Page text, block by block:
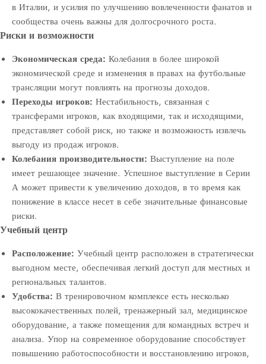
в Италии, и усилия по улучшению вовлеченности фанатов и
сообщества очень важны для долгосрочного роста.
Риски и возможности
Экономическая среда: Колебания в более широкой
экономической среде и изменения в правах на футбольные
трансляции могут повлиять на прогнозы доходов.
Переходы игроков: Нестабильность, связанная с
трансферами игроков, как входящими, так и исходящими,
представляет собой риск, но также и возможность извлечь
выгоду из продаж игроков.
Колебания производительности: Выступление на поле
имеет решающее значение. Успешное выступление в Серии
А может привести к увеличению доходов, в то время как
понижение в классе несет в себе значительные финансовые
риски.
Учебный центр
Расположение: Учебный центр расположен в стратегически
выгодном месте, обеспечивая легкий доступ для местных и
региональных талантов.
Удобства: В тренировочном комплексе есть несколько
высококачественных полей, тренажерный зал, медицинское
оборудование, а также помещения для командных встреч и
анализа. Упор на современное оборудование способствует
повышению работоспособности и восстановлению игроков,